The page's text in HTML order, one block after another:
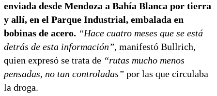
enviada desde Mendoza a Bahía Blanca por tierra
y allí, en el Parque Industrial, embalada en
bobinas de acero. “Hace cuatro meses que se está
detrás de esta información”, manifestó Bullrich,
quien expresó se trata de “rutas mucho menos
pensadas, no tan controladas” por las que circulaba
la droga.